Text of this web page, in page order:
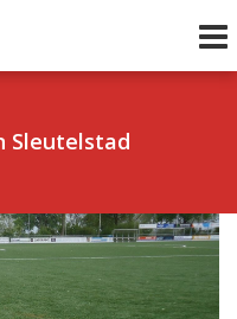
Sleutelstad
Volgend uur